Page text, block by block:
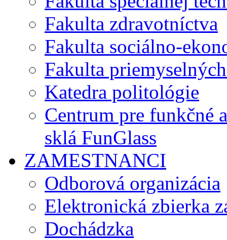
Fakulta zdravotníctva
Fakulta sociálno-
Fakulta
Katedra politológie
Centrum pre funkčné
sklá FunGlass
ZAMESTNANCI
Odborová organizácia
Elektronická zbierka
Dochádzka